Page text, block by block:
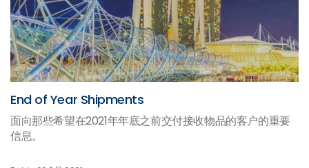
End of Year Shipments
面向那些希望在2021年年底之前交付接收物品的客户的重要
信息。